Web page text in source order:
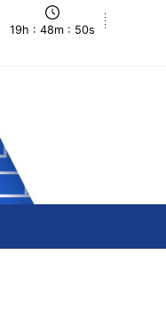
19h : 48m : 51s